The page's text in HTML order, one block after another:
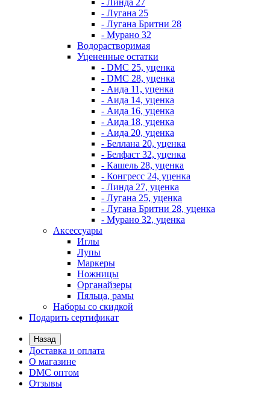
- Линда 27
- Лугана 25
- Лугана Бритни 28
- Мурано 32
Водорастворимая
Уцененные остатки
- DMC 25, уценка
- DMC 28, уценка
- Аида 11, уценка
- Аида 14, уценка
- Аида 16, уценка
- Аида 18, уценка
- Аида 20, уценка
- Беллана 20, уценка
- Белфаст 32, уценка
- Кашель 28, уценка
- Конгресс 24, уценка
- Линда 27, уценка
- Лугана 25, уценка
- Лугана Бритни 28, уценка
- Мурано 32, уценка
Аксессуары
Иглы
Лупы
Маркеры
Ножницы
Органайзеры
Пяльца, рамы
Наборы со скидкой
Подарить сертификат
Назад
Доставка и оплата
О магазине
DMC оптом
Отзывы